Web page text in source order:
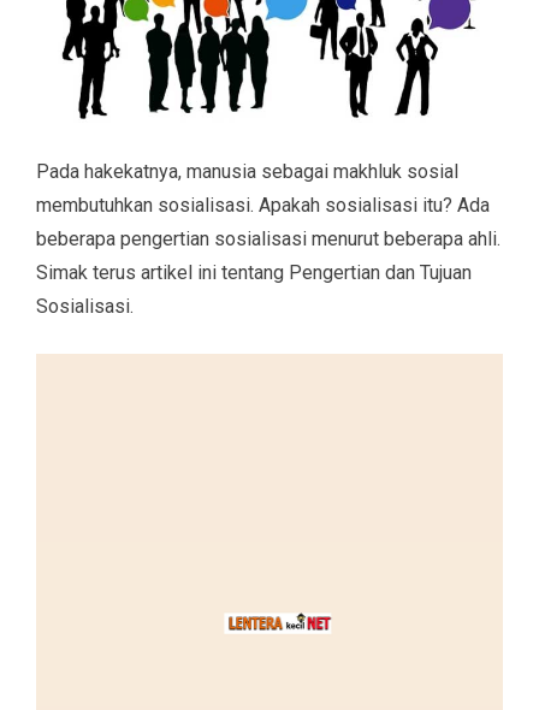
Pada hakekatnya, manusia sebagai makhluk sosial
membutuhkan sosialisasi. Apakah sosialisasi itu? Ada
beberapa pengertian sosialisasi menurut beberapa ahli.
Simak terus artikel ini tentang Pengertian dan Tujuan
Sosialisasi.